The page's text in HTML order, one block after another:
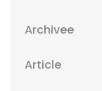
Archivee
Article